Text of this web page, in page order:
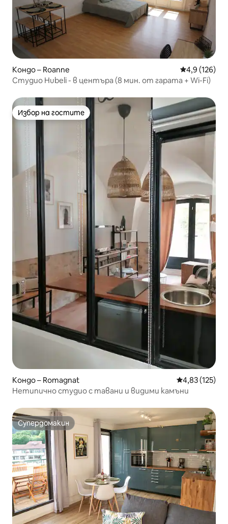
Кондо – Roanne Средна
4,9 (126)
Студио Hubeli - в центъра (8 мин. от гарата + Wi-Fi)
Избор на гостите
Избор на гостите
Кондо – Romagnat Средна
4,83 (125)
Нетипично студио с тавани и видими камъни
Супердомакин
Супердомакин